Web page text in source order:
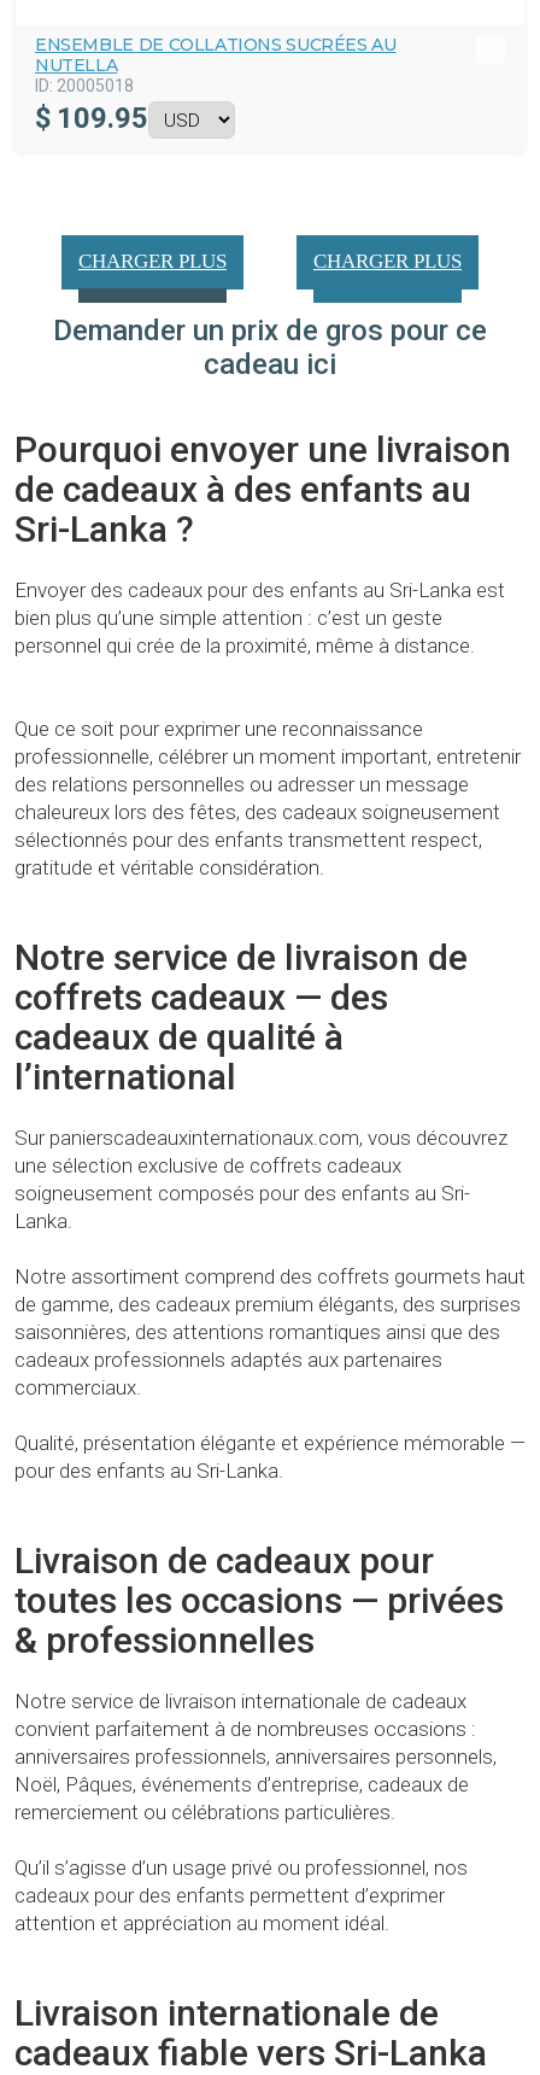
ENSEMBLE DE COLLATIONS SUCRÉES AU
NUTELLA
ID: 20005018
$ 109.95
CHARGER PLUS CHARGER PLUS
Demander un prix de gros pour ce
cadeau ici
Pourquoi envoyer une livraison
de cadeaux à des enfants au
Sri-Lanka ?
Envoyer des cadeaux pour des enfants au Sri-Lanka est
bien plus qu’une simple attention : c’est un geste
personnel qui crée de la proximité, même à distance.
Que ce soit pour exprimer une reconnaissance
professionnelle, célébrer un moment important, entretenir
des relations personnelles ou adresser un message
chaleureux lors des fêtes, des cadeaux soigneusement
sélectionnés pour des enfants transmettent respect,
gratitude et véritable considération.
Notre service de livraison de
coffrets cadeaux — des
cadeaux de qualité à
l’international
Sur panierscadeauxinternationaux.com, vous découvrez
une sélection exclusive de coffrets cadeaux
soigneusement composés pour des enfants au Sri-
Lanka.
Notre assortiment comprend des coffrets gourmets haut
de gamme, des cadeaux premium élégants, des surprises
saisonnières, des attentions romantiques ainsi que des
cadeaux professionnels adaptés aux partenaires
commerciaux.
Qualité, présentation élégante et expérience mémorable —
pour des enfants au Sri-Lanka.
Livraison de cadeaux pour
toutes les occasions — privées
& professionnelles
Notre service de livraison internationale de cadeaux
convient parfaitement à de nombreuses occasions :
anniversaires professionnels, anniversaires personnels,
Noël, Pâques, événements d’entreprise, cadeaux de
remerciement ou célébrations particulières.
Qu’il s’agisse d’un usage privé ou professionnel, nos
cadeaux pour des enfants permettent d’exprimer
attention et appréciation au moment idéal.
Livraison internationale de
cadeaux fiable vers Sri-Lanka